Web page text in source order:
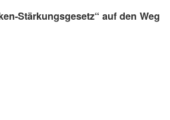
Stärkungsgesetz“ auf den Weg